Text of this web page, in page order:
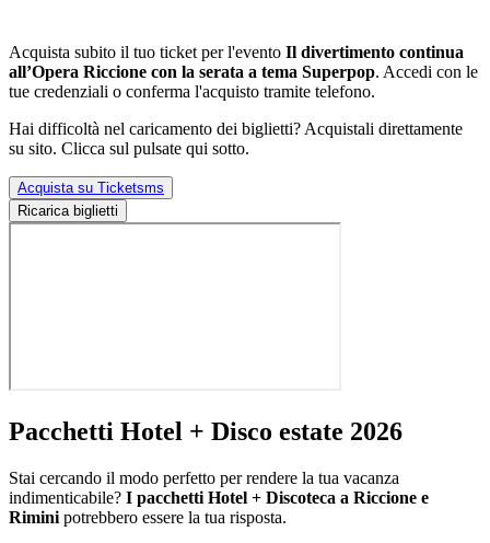
Acquista subito il tuo ticket per l'evento Il divertimento continua
all’Opera Riccione con la serata a tema Superpop. Accedi con le
tue credenziali o conferma l'acquisto tramite telefono.
Hai difficoltà nel caricamento dei biglietti? Acquistali direttamente
su sito. Clicca sul pulsate qui sotto.
Acquista su Ticketsms
Ricarica biglietti
Pacchetti Hotel + Disco estate 2026
Stai cercando il modo perfetto per rendere la tua vacanza
indimenticabile? I pacchetti Hotel + Discoteca a Riccione e
Rimini potrebbero essere la tua risposta.